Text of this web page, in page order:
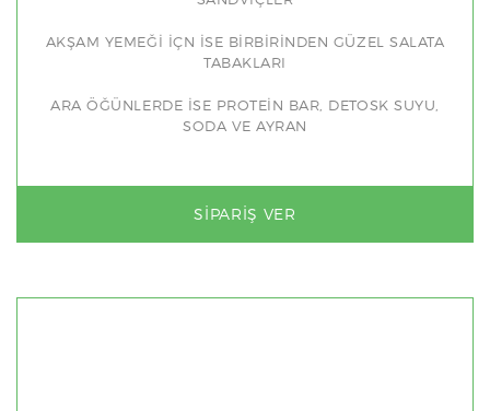
AKŞAM YEMEĞİ İÇN İSE BİRBİRİNDEN GÜZEL SALATA
TABAKLARI
ARA ÖĞÜNLERDE İSE PROTEİN BAR, DETOSK SUYU,
SODA VE AYRAN
SIPARIŞ VER